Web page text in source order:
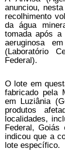
anunciou,
recolhimento
da água
tomada após a
aeruginosa
(Laboratório
Federal).
O lote em
fabricado pela
em Luziânia
produtos
localidades,
Federal, Goiás
indicou que a
lote específico.